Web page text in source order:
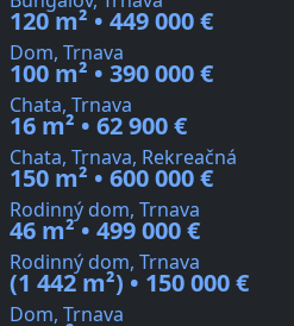
120 m² • 449 000 €
Dom, Trnava
100 m² • 390 000 €
Chata, Trnava
16 m² • 62 900 €
Chata, Trnava, Rekreačná
150 m² • 600 000 €
Rodinný dom, Trnava
46 m² • 499 000 €
Rodinný dom, Trnava
(1 442 m²) • 150 000 €
Dom, Trnava